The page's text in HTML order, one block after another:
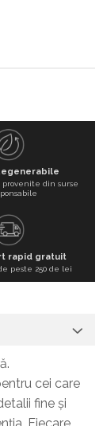
din surse
rapid gratuit
peste 250 de lei
cei care
fine și